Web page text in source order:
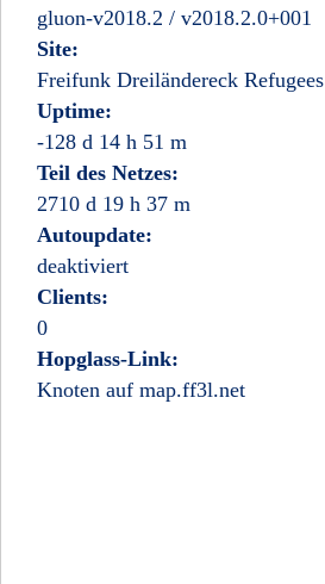
gluon-v2018.2 / v2018.2.0+001
Site:
Freifunk Dreiländereck Refugees
Uptime:
-128 d 14 h 51 m
Teil des Netzes:
2710 d 19 h 37 m
Autoupdate:
deaktiviert
Clients:
0
Hopglass-Link:
Knoten auf map.ff3l.net